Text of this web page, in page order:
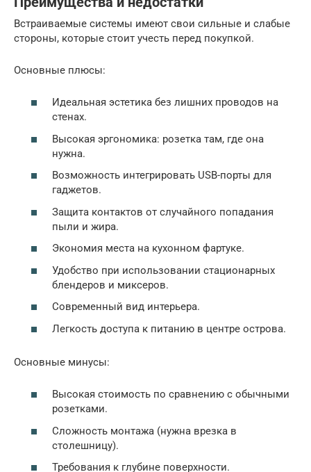
Встраиваемые системы имеют свои сильные и слабые
стороны, которые стоит учесть перед покупкой.
Основные плюсы:
Идеальная эстетика без лишних проводов на
стенах.
Высокая эргономика: розетка там, где она
нужна.
Возможность интегрировать USB-порты для
гаджетов.
Защита контактов от случайного попадания
пыли и жира.
Экономия места на кухонном фартуке.
Удобство при использовании стационарных
блендеров и миксеров.
Современный вид интерьера.
Легкость доступа к питанию в центре острова.
Основные минусы:
Высокая стоимость по сравнению с обычными
розетками.
Сложность монтажа (нужна врезка в
столешницу).
Требования к глубине поверхности.